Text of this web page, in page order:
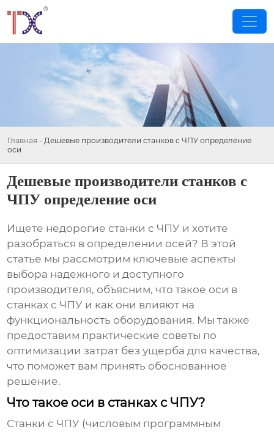
Главная - Дешевые производители станков с ЧПУ определение
оси
Дешевые производители станков с
ЧПУ определение оси
Ищете недорогие станки с ЧПУ и хотите
разобраться в определении осей? В этой
статье мы рассмотрим ключевые аспекты
выбора надежного и доступного
производителя, объясним, что такое оси в
станках с ЧПУ и как они влияют на
функциональность оборудования. Мы также
предоставим практические советы по
оптимизации затрат без ущерба для качества,
что поможет вам принять обоснованное
решение.
Что такое оси в станках с ЧПУ?
Станки с ЧПУ (числовым программным